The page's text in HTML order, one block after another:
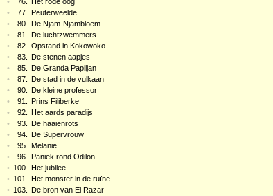
•
77.
Peuterweelde
•
80.
De Njam-Njambloem
•
81.
De luchtzwemmers
•
82.
Opstand in Kokowoko
•
83.
De stenen aapjes
•
85.
De Granda Papiljan
•
87.
De stad in de vulkaan
•
90.
De kleine professor
•
91.
Prins Filiberke
•
92.
Het aards paradijs
•
93.
De haaienrots
•
94.
De Supervrouw
•
95.
Melanie
•
96.
Paniek rond Odilon
• 100.
Het jubilee
• 101.
Het monster in de ruïne
• 103.
De bron van El Razar